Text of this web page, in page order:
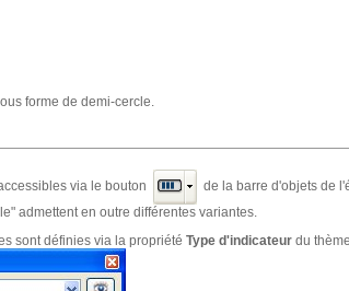
forme de demi-cercle.
via le bouton
de la barre d'objets de
admettent en outre différentes variantes.
sont définies via la propriété Type d'indicateur du